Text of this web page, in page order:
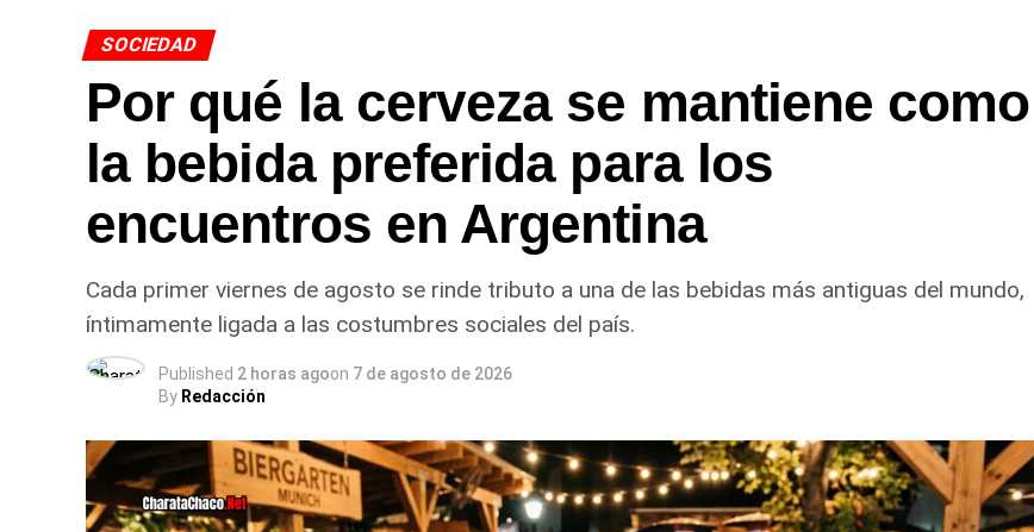
SOCIEDAD
Por qué la cerveza se mantiene como
la bebida preferida para los
encuentros en Argentina
Cada primer viernes de agosto se rinde tributo a una de las bebidas más antiguas del mundo,
íntimamente ligada a las costumbres sociales del país.
Published 2 horas agoon 7 de agosto de 2026
By Redacción